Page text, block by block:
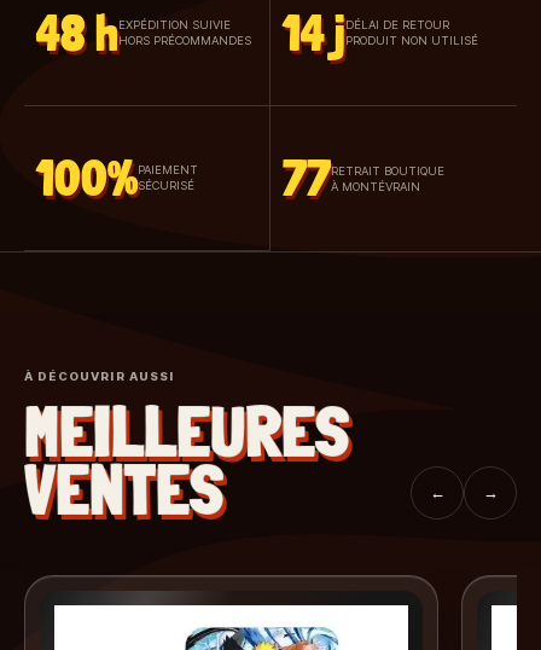
48 h EXPÉDITION SUIVIE
HORS PRÉCOMMANDES
14 jDÉLAI DE RETOUR
PRODUIT NON UTILISÉ
100% PAIEMENT
SÉCURISÉ
77RETRAIT BOUTIQUE
À MONTÉVRAIN
À DÉCOUVRIR AUSSI
MEILLEURES
VENTES ← →